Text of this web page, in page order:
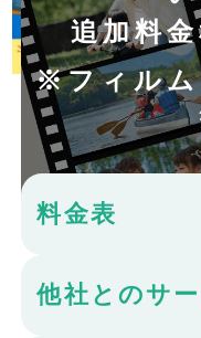
追加料
※フィルム
期間：2026年8
料金表
他社とのサ